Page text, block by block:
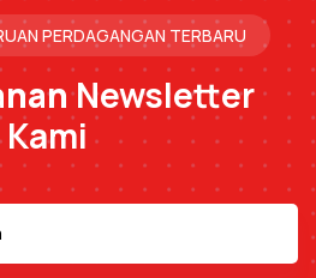
PERDAGANGAN TERBARU
Newsletter
Kami